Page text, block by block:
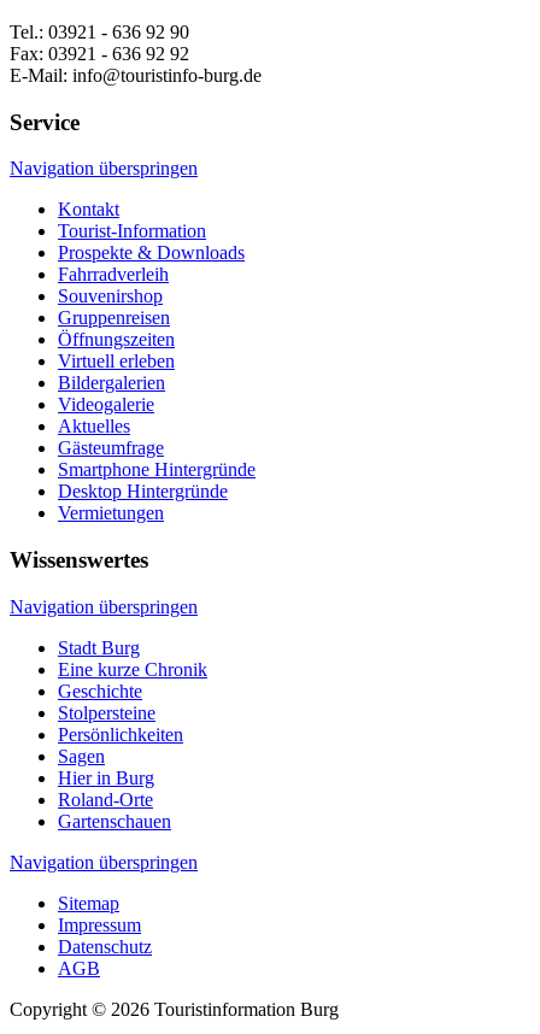
Tel.: 03921 - 636 92 90
Fax: 03921 - 636 92 92
E-Mail: info@touristinfo-burg.de
Service
Navigation überspringen
Kontakt
Tourist-Information
Prospekte & Downloads
Fahrradverleih
Souvenirshop
Gruppenreisen
Öffnungszeiten
Virtuell erleben
Bildergalerien
Videogalerie
Aktuelles
Gästeumfrage
Smartphone Hintergründe
Desktop Hintergründe
Vermietungen
Wissenswertes
Navigation überspringen
Stadt Burg
Eine kurze Chronik
Geschichte
Stolpersteine
Persönlichkeiten
Sagen
Hier in Burg
Roland-Orte
Gartenschauen
Navigation überspringen
Sitemap
Impressum
Datenschutz
AGB
Copyright © 2026 Touristinformation Burg